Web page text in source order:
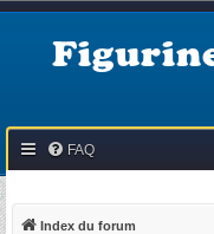
FAQ
Index du forum